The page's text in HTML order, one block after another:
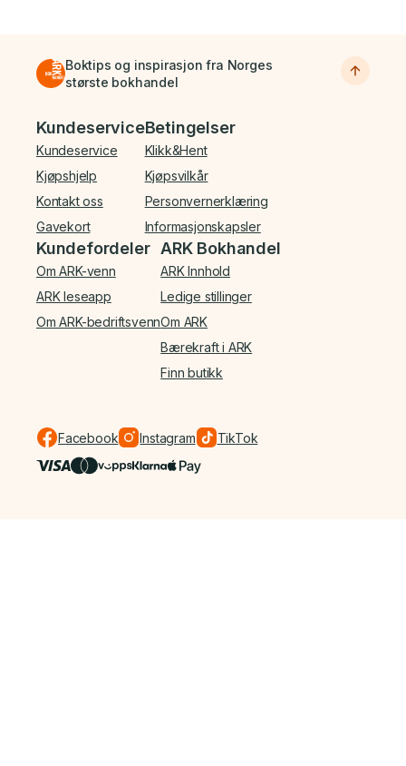
Boktips og inspirasjon fra Norges
største bokhandel
Bunnmeny
Kundeservice
Kundeservice
Kjøpshjelp
Kontakt oss
Gavekort
Betingelser
Klikk&Hent
Kjøpsvilkår
Personvernerklæring
Informasjonskapsler
Kundefordeler
Om ARK-venn
ARK leseapp
Om ARK-bedriftsvenn
ARK Bokhandel
ARK Innhold
Ledige stillinger
Om ARK
Bærekraft i ARK
Finn butikk
Facebook Instagram TikTok